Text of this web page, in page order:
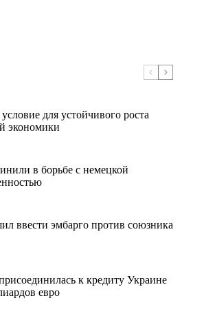
для устойчивого роста
экономики
в борьбе с немецкой
ввести эмбарго против союзника
к кредиту Украине
евро